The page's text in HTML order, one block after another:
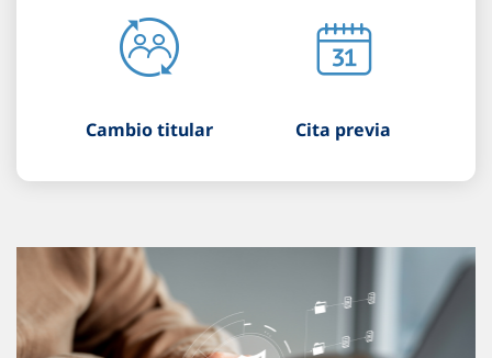
Cambio titular Cita previa